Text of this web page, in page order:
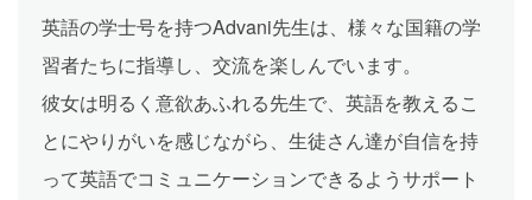
英語の学士号を持つAdvani先生は、様々な国籍の学
習者たちに指導し、交流を楽しんでいます。
彼女は明るく意欲あふれる先生で、英語を教えるこ
とにやりがいを感じながら、生徒さん達が自信を持
って英語でコミュニケーションできるようサポート